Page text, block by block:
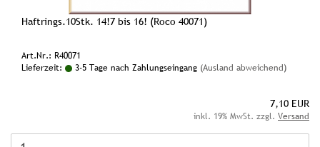
Haftrings.10Stk. 14!7 bis 16! (Roco 40071)
Art.Nr.: R40071
Lieferzeit:
3-5 Tage nach Zahlungseingang (Ausland abweichend)
7,10 EUR
inkl. 19% MwSt. zzgl. Versand